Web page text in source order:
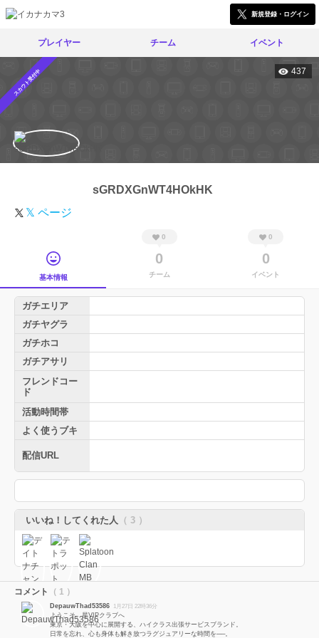
新規登録・ログイン
プレイヤー チーム イベント
スカウト受付中 437
sGRDXGnWT4HOkHK
𝕏 ページ
基本情報
0
0
チーム
0
0
イベント
ガチエリア
ガチヤグラ
ガチホコ
ガチアサリ
フレンドコー
ド
活動時間帯
よく使うブキ
配信URL
いいね！してくれた人 （ 3 ）
コメント （ 1 ）
DepauwThad53586 1月27日 22時36分
ようこそ、星VIPクラブへ
東京・大阪を中心に展開する、ハイクラス出張サービスブランド。
日常を忘れ、心も身体も解き放つラグジュアリーな時間を──。